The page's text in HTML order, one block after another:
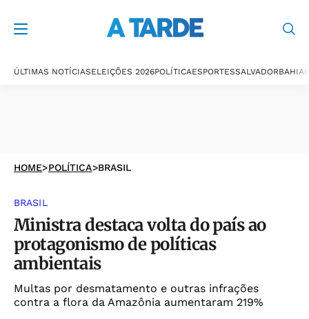
ÚLTIMAS NOTÍCIASELEIÇÕES 2026POLÍTICAESPORTESSALVADORBAHIA
HOME>POLÍTICA>BRASIL
BRASIL
Ministra destaca volta do país ao
protagonismo de políticas
ambientais
Multas por desmatamento e outras infrações
contra a flora da Amazônia aumentaram 219%